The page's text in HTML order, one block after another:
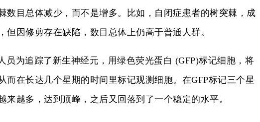
数目总体减少，而不是增多。比如，自闭症患者的树突棘，成
但因修剪存在缺陷，数目总体上仍高于普通人群。
为追踪了新生神经元，用绿色荧光蛋白 (GFP)标记细胞，将
而在长达几个星期的时间里标记观测细胞。在GFP标记三个星
来越多，达到顶峰，之后又回落到了一个稳定的水平。